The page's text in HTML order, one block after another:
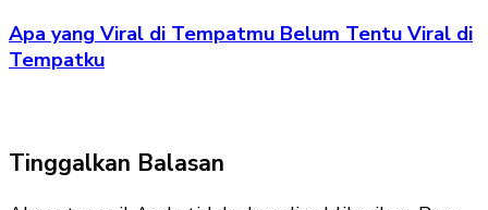
Apa yang Viral di Tempatmu Belum Tentu Viral di
Tempatku
Tinggalkan Balasan